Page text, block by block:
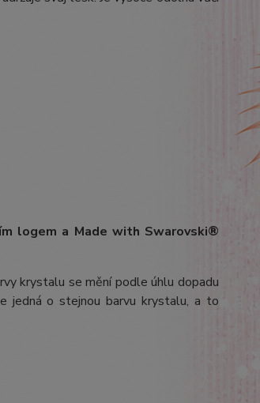
logem a Made with Swarovski®
krystalu se mění podle úhlu dopadu
jedná o stejnou barvu krystalu, a to